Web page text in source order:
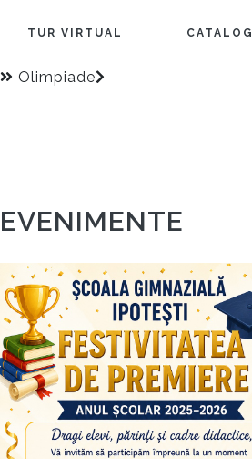
TUR VIRTUAL
Olimpiade
EVENIMENTE